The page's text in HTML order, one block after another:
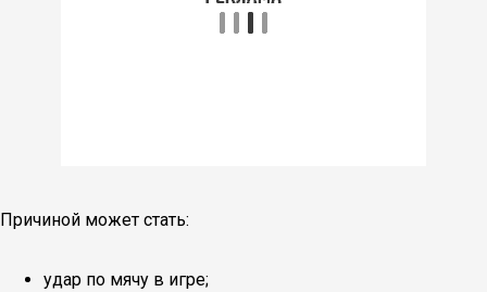
Причиной может стать:
удар по мячу в игре;